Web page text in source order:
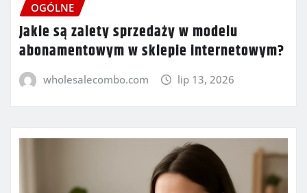
OGÓLNE
Jakie są zalety sprzedaży w modelu
abonamentowym w sklepie internetowym?
wholesalecombo.com lip 13, 2026